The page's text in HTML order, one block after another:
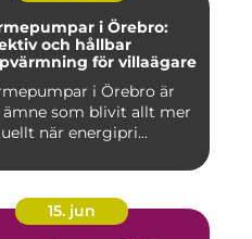
i Örebro:
och hållbar
för villaägare
i Örebro är
som blivit allt mer
när energipri...
15. jun